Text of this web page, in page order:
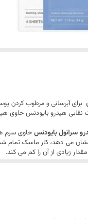
برای آبرسانی و مرطوب
هیدرو بایودنس حاوی
سرانول بایودنسحاوی سرم
می دهد، کار ماسک تمام
زیادی از آن را کم می کند.
به قسمت های مربوط روی صورت به مدت 3